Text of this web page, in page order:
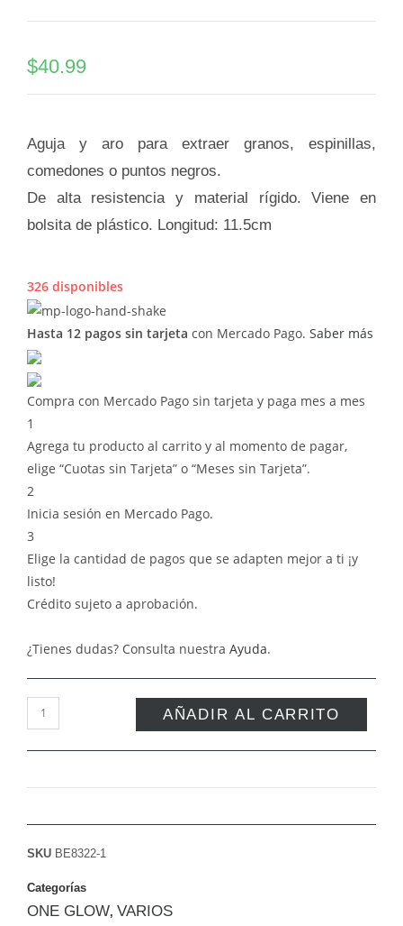
$40.99
Aguja y aro para extraer granos, espinillas,
comedones o puntos negros.
De alta resistencia y material rígido. Viene en
bolsita de plástico. Longitud: 11.5cm
326 disponibles
Hasta 12 pagos sin tarjeta con Mercado Pago. Saber más
Compra con Mercado Pago sin tarjeta y paga mes a mes
1
Agrega tu producto al carrito y al momento de pagar,
elige “Cuotas sin Tarjeta” o “Meses sin Tarjeta”.
2
Inicia sesión en Mercado Pago.
3
Elige la cantidad de pagos que se adapten mejor a ti ¡y
listo!
Crédito sujeto a aprobación.
¿Tienes dudas? Consulta nuestra Ayuda.
AÑADIR AL CARRITO
SKU BE8322-1
Categorías
ONE GLOW, VARIOS